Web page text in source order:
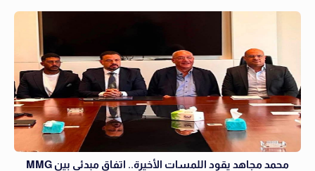
محمد مجاهد يقود اللمسات الأخيرة.. اتفاق مبدئي بين MMG